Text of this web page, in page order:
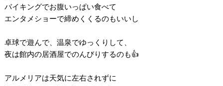
バイキングでお腹いっぱい食べて
エンタメショーで締めくくるのもいいし
卓球で遊んで、温泉でゆっくりして、
夜は館内の居酒屋でのんびりするのも👍
アルメリアは天気に左右されずに